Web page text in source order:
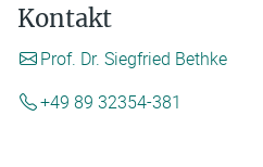
Kontakt
Prof. Dr. Siegfried Bethke
+49 89 32354-381